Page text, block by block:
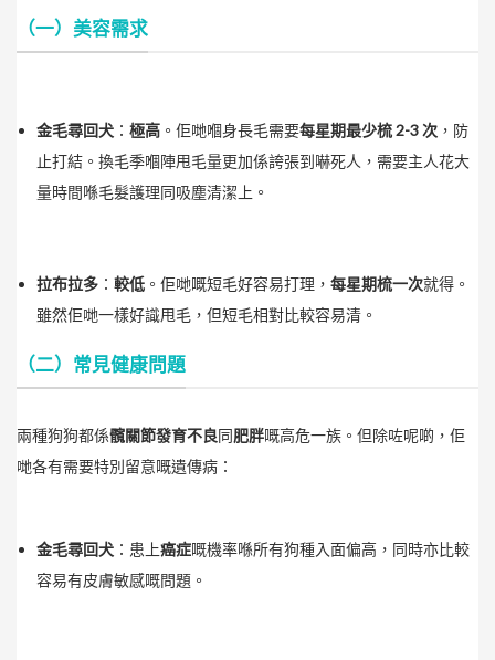
（一）美容需求
金毛尋回犬 ：極高 。佢哋嗰身長毛需要每星期最少梳 2-3 次 ，防
止打結。換毛季嗰陣甩毛量更加係誇張到嚇死人，需要主人花大
量時間喺毛髮護理同吸塵清潔上。
拉布拉多 ：較低 。佢哋嘅短毛好容易打理，每星期梳一次就得。
雖然佢哋一樣好識甩毛，但短毛相對比較容易清。
（二）常見健康問題
兩種狗狗都係髖關節發育不良同肥胖嘅高危一族。但除咗呢啲，佢
哋各有需要特別留意嘅遺傳病：
金毛尋回犬 ：患上癌症嘅機率喺所有狗種入面偏高，同時亦比較
容易有皮膚敏感嘅問題。